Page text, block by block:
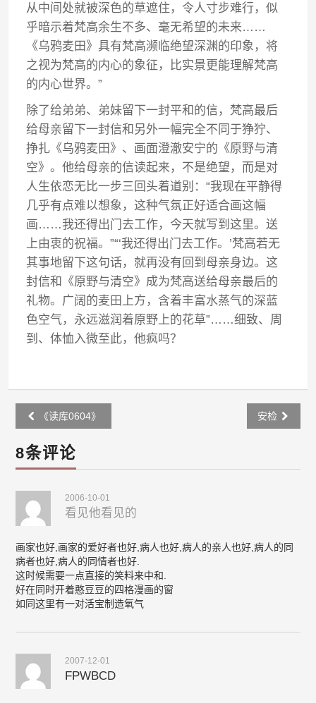
从中间处就被深色的草遮住，令人寸步难行，似
乎暗示着梵高余生不多、毫无希望的未来……
《乌鸦麦田》具有梵高濒临绝望深渊的印象，将
之视为梵高的内心的象征，比实景更能理解梵高
的内心世界。”
除了给弟弟、弟妹留下一封平和的信，梵高最后
给母亲留下一封信和另外一幅完全不同于狰狞、
挣扎《乌鸦麦田》、画面澄澈安宁的《原野与清
空》。他给母亲的信读起来，不是绝望，而是对
人生依恋无比一步三回头着道别：“我现在平静得
几乎有点难以想象，这种气氛正好适合画这幅
画……我还得出门去工作，今天就写到这里。送
上由衷的祝福。”“‘我还得出门去工作。’梵高若无
其事地留下这句话，就再没有回到母亲身边。这
封信和《原野与清空》成为梵高送给母亲最后的
礼物。广阔的麦田上方，含着丰富水蒸气的深蓝
色空气，永远滋润着原野上的花草”……细致、周
到、体恤入微至此，他疯吗？
Post
navigation
《读库0604》 安检
8条评论
2006-10-01
看见他看见的
画家也好,画家的爱好者也好,病人也好,病人的亲人也好,病人的同
病者也好,病人的同情者也好.
这时候需要一点直接的笑料来中和.
好在同时开着憨豆豆的四格漫画的窗
如同这里有一对活宝制造氧气
2007-12-01
FPWBCD